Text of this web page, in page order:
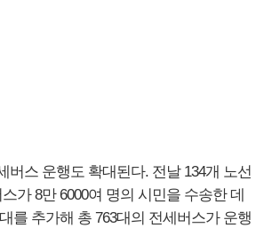
버스 운행도 확대된다. 전날 134개 노선
가 8만 6000여 명의 시민을 수송한 데
를 추가해 총 763대의 전세버스가 운행